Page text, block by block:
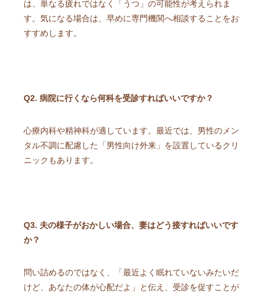
は、単なる疲れではなく「うつ」の可能性が考えられま
す。気になる場合は、早めに専門機関へ相談することをお
すすめします。
Q2. 病院に行くなら何科を受診すればいいですか？
心療内科や精神科が適しています。最近では、男性のメン
タル不調に配慮した「男性向け外来」を設置しているクリ
ニックもあります。
Q3. 夫の様子がおかしい場合、妻はどう接すればいいです
か？
問い詰めるのではなく、「最近よく眠れていないみたいだ
けど、あなたの体が心配だよ」と伝え、受診を促すことが